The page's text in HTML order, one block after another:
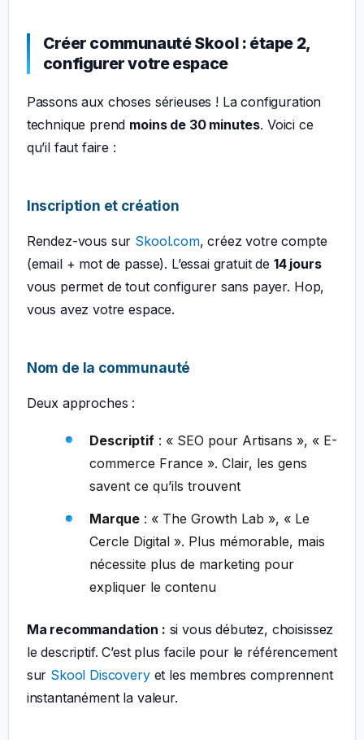
Créer communauté Skool : étape 2,
configurer votre espace
Passons aux choses sérieuses ! La configuration
technique prend moins de 30 minutes. Voici ce
qu’il faut faire :
Inscription et création
Rendez-vous sur Skool.com, créez votre compte
(email + mot de passe). L’essai gratuit de 14 jours
vous permet de tout configurer sans payer. Hop,
vous avez votre espace.
Nom de la communauté
Deux approches :
Descriptif: « SEO pour Artisans », « E-
commerce France ». Clair, les gens
savent ce qu’ils trouvent
Marque: « The Growth Lab », « Le
Cercle Digital ». Plus mémorable, mais
nécessite plus de marketing pour
expliquer le contenu
Ma recommandation : si vous débutez, choisissez
le descriptif. C’est plus facile pour le référencement
sur Skool Discoveryet les membres comprennent
instantanément la valeur.